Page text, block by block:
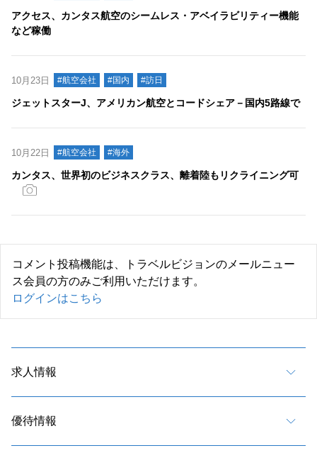
アクセス、カンタス航空のシームレス・アベイラビリティー機能
など稼働
10月23日 #航空会社 #国内 #訪日
ジェットスターJ、アメリカン航空とコードシェア－国内5路線で
10月22日 #航空会社 #海外
カンタス、世界初のビジネスクラス、離着陸もリクライニング可
コメント投稿機能は、トラベルビジョンのメールニュー
ス会員の方のみご利用いただけます。
ログインはこちら
求人情報
優待情報